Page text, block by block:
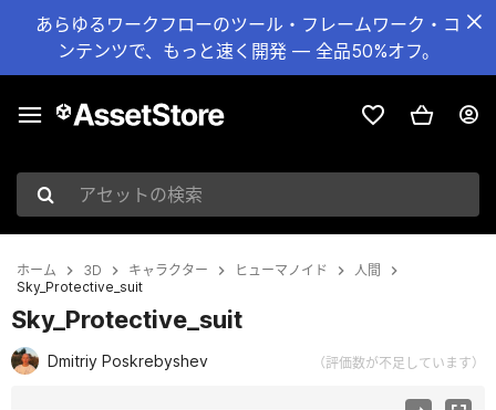
あらゆるワークフローのツール・フレームワーク・コ
ンテンツで、もっと速く開発 — 全品50%オフ。
アセットの検索
ホーム 3D キャラクター ヒューマノイド
人間
Sky_Protective_suit
Sky_Protective_suit
Dmitriy Poskrebyshev （評価数が不足しています）